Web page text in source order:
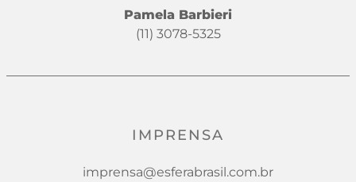
Pamela Barbieri
(11) 3078-5325
IMPRENSA
imprensa@esferabrasil.com.br